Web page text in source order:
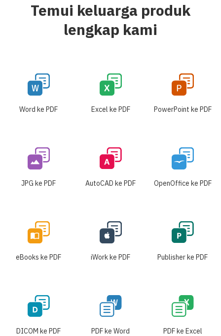
Temui keluarga produk
lengkap kami
Word ke PDF Excel ke PDF PowerPoint ke PDF
JPG ke PDF AutoCAD ke PDF OpenOffice ke PDF
eBooks ke PDF iWork ke PDF Publisher ke PDF
DICOM ke PDF PDF ke Word PDF ke Excel